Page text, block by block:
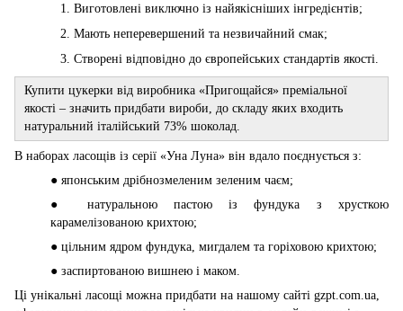
Виготовлені виключно із найякісніших інгредієнтів;
Мають неперевершений та незвичайний смак;
Створені відповідно до європейських стандартів якості.
Купити цукерки від виробника «Пригощайся» преміальної
якості – значить придбати вироби, до складу яких входить
натуральний італійський 73% шоколад.
В наборах ласощів із серії «Уна Луна» він вдало поєднується з:
● японським дрібнозмеленим зеленим чаєм;
● натуральною пастою із фундука з хрусткою
карамелізованою крихтою;
● цільним ядром фундука, мигдалем та горіховою крихтою;
● заспиртованою вишнею і маком.
Ці унікальні ласощі можна придбати на нашому сайті gzpt.com.ua,